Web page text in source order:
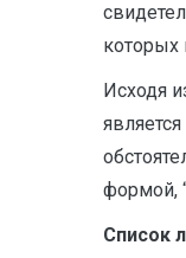
которых
Исходя
формой,
Список